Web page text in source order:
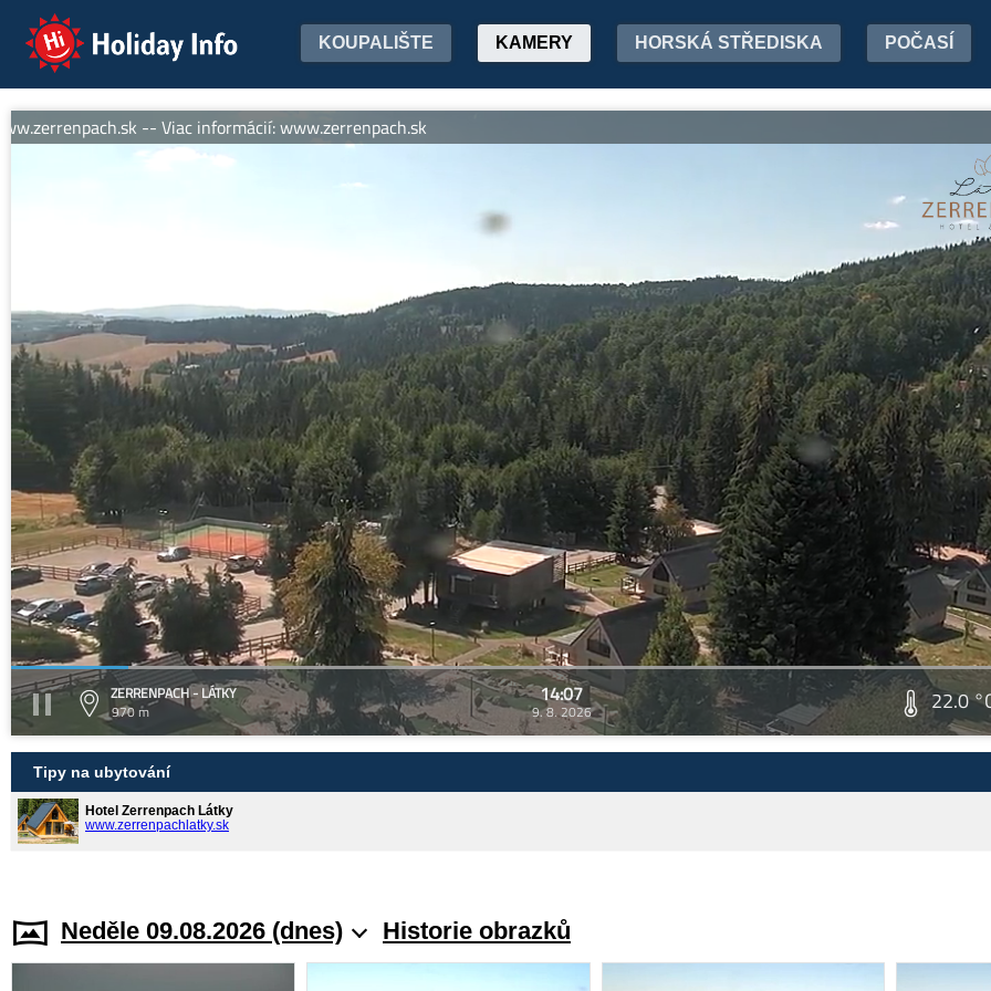
Holiday Info KOUPALIŠTE KAMERY HORSKÁ STŘEDISKA POČASÍ
-- Viac informácií: www.zerrenpach.sk
ZERRENPACH - LÁTKY
970 m
14:07
9. 8. 2026 22.0
Tipy na ubytování
Hotel Zerrenpach Látky
www.zerrenpachlatky.sk
Neděle 09.08.2026 (dnes) Historie obrazků